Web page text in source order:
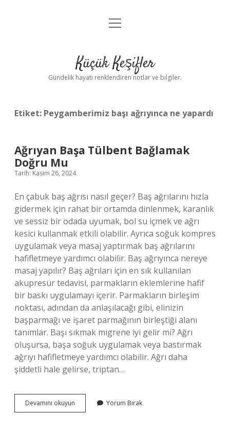
Anasayfa
Yasal Uyarı
menüyü
Küçük Keşifler
Gündelik hayatı renklendiren notlar ve bilgiler.
Etiket: Peygamberimiz başı ağrıyınca ne yapardı
Ağrıyan Başa Tülbent Bağlamak
Doğru Mu
Tarih: Kasım 26, 2024
En çabuk baş ağrısı nasıl geçer? Baş ağrılarını hızla
gidermek için rahat bir ortamda dinlenmek, karanlık
ve sessiz bir odada uyumak, bol su içmek ve ağrı
kesici kullanmak etkili olabilir. Ayrıca soğuk kompres
uygulamak veya masaj yaptırmak baş ağrılarını
hafifletmeye yardımcı olabilir. Baş ağrıyınca nereye
masaj yapılır? Baş ağrıları için en sık kullanılan
akupresür tedavisi, parmakların eklemlerine hafif
bir baskı uygulamayı içerir. Parmakların birleşim
noktası, adından da anlaşılacağı gibi, elinizin
başparmağı ve işaret parmağının birleştiği alanı
tanımlar. Başı sıkmak migrene iyi gelir mi? Ağrı
oluşursa, başa soğuk uygulamak veya bastırmak
ağrıyı hafifletmeye yardımcı olabilir. Ağrı daha
şiddetli hale gelirse, triptan…
Devamını okuyun
Başa
Yorum Bırak